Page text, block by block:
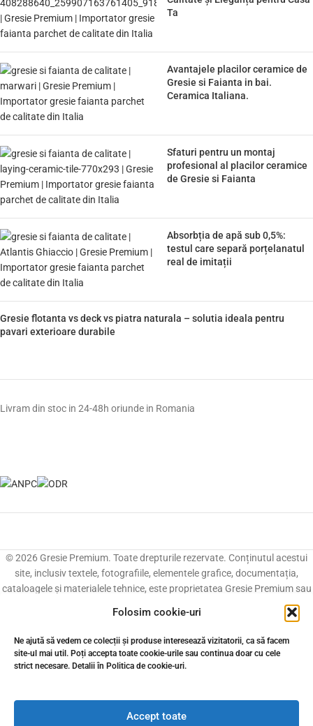
Folosim cookie-uri
Ne ajută să vedem ce colecții și produse interesează vizitatorii, ca să facem
site-ul mai util. Poți accepta toate cookie-urile sau continua doar cu cele
strict necesare. Detalii în Politica de cookie-uri.
Accept toate
Ta
Avantajele placilor ceramice de
Gresie si Faianta in bai.
Ceramica Italiana.
Sfaturi pentru un montaj
profesional al placilor ceramice
de Gresie si Faianta
Absorbția de apă sub 0,5%:
testul care separă porțelanatul
real de imitații
Gresie flotanta vs deck vs piatra naturala – solutia ideala pentru
pavari exterioare durabile
Livram din stoc in 24-48h oriunde in Romania
© 2026 Gresie Premium. Toate drepturile rezervate. Conținutul acestui
site, inclusiv textele, fotografiile, elementele grafice, documentația,
cataloagele și materialele tehnice, este proprietatea Gresie Premium sau
este utilizat cu acordul și în baza drepturilor acordate de titularii
acestuia. Reproducerea, copierea, modificarea, distribuirea, publicarea
sau utilizarea, integrală ori parțială, a conținutului acestui site, în orice
formă și prin orice mijloc, fără acordul prealabil scris al titularului
drepturilor, este interzisă, cu excepția situațiilor permise în mod expres de